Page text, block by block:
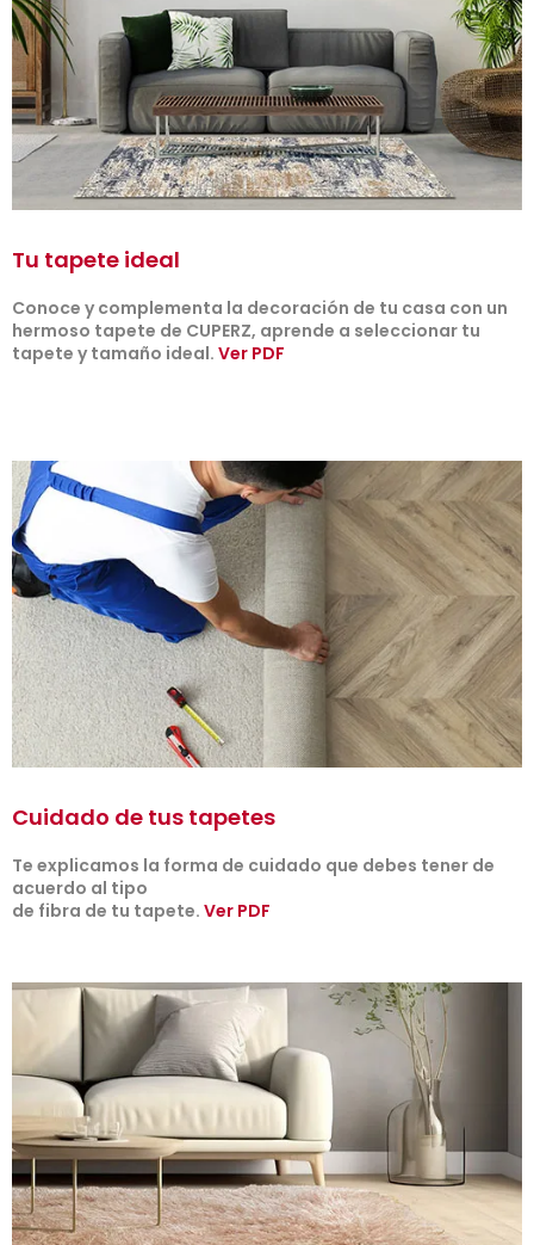
Tu tapete ideal
Conoce y complementa la decoración de tu casa con un
hermoso tapete de CUPERZ, aprende a seleccionar tu
tapete y tamaño ideal. Ver PDF
Cuidado de tus tapetes
Te explicamos la forma de cuidado que debes tener de
acuerdo al tipo
de fibra de tu tapete. Ver PDF